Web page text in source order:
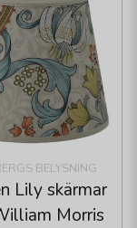
BELYSNING
Lily skärmar
Morris